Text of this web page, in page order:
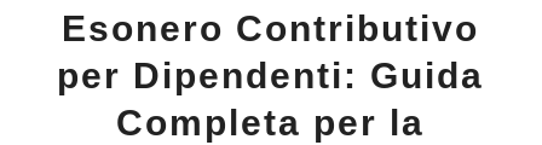
Esonero Contributivo
per Dipendenti: Guida
Completa per la